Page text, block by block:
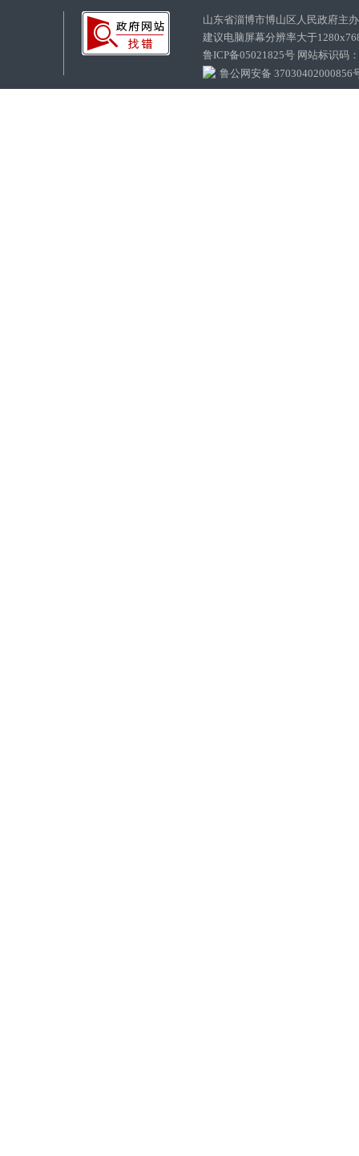
山东省淄博市博山区人民政府
建议电脑屏幕分辨率大于
鲁ICP备05021825号 网站标识码
鲁公网安备 37030402000856